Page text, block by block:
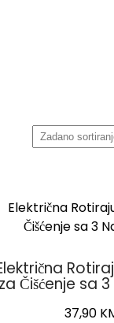
za Čišćenje sa
37,90